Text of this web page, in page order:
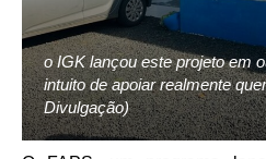
o IGK lançou este projeto em
intuito de apoiar realmente
Divulgação)